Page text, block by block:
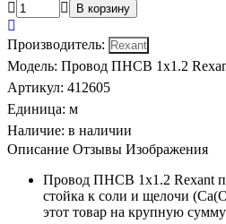
Производитель:
Модель: Провод ПНСВ 1х1.2
Артикул: 412605
Единица: м
Наличие: в наличии
Описание Отзывы Изображения
Провод ПНСВ 1х1.2 Rexant
стойка к соли и щелочи
этот товар на крупную